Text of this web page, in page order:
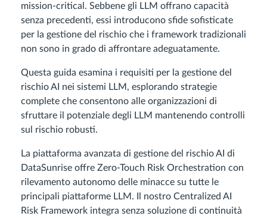
mission-critical. Sebbene gli LLM offrano capacità
senza precedenti, essi introducono sfide sofisticate
per la gestione del rischio che i framework tradizionali
non sono in grado di affrontare adeguatamente.
Questa guida esamina i requisiti per la gestione del
rischio AI nei sistemi LLM, esplorando strategie
complete che consentono alle organizzazioni di
sfruttare il potenziale degli LLM mantenendo controlli
sul rischio robusti.
La piattaforma avanzata di gestione del rischio AI di
DataSunrise offre Zero-Touch Risk Orchestration con
rilevamento autonomo delle minacce su tutte le
principali piattaforme LLM. Il nostro Centralized AI
Risk Framework integra senza soluzione di continuità